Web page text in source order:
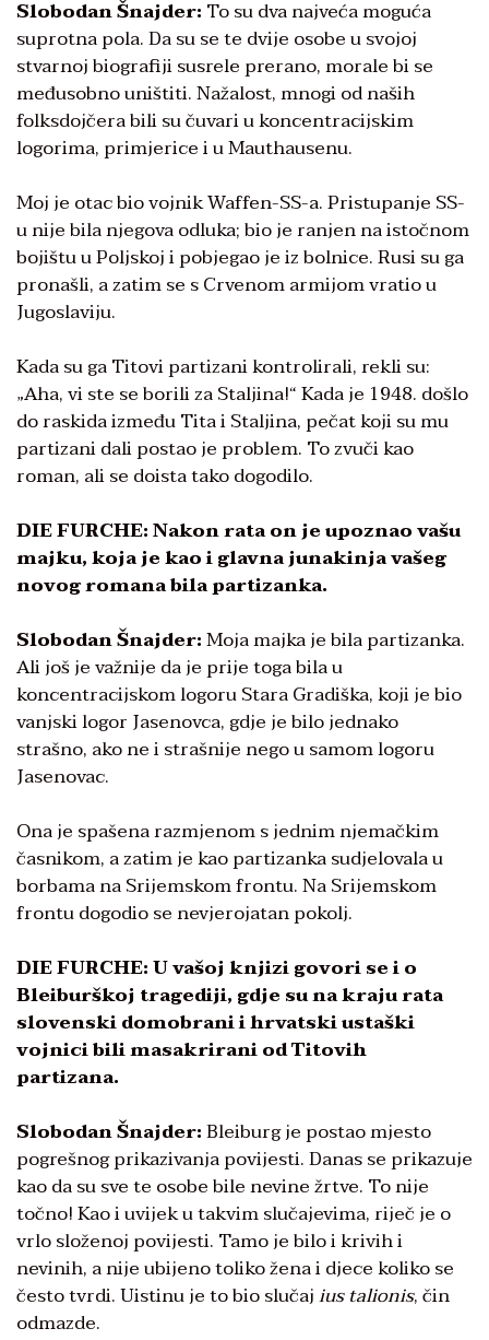
Slobodan Šnajder: To su dva najveća moguća
suprotna pola. Da su se te dvije osobe u svojoj
stvarnoj biografiji susrele prerano, morale bi se
međusobno uništiti. Nažalost, mnogi od naših
folksdojčera bili su čuvari u koncentracijskim
logorima, primjerice i u Mauthausenu.
Moj je otac bio vojnik Waffen-SS-a. Pristupanje SS-
u nije bila njegova odluka; bio je ranjen na istočnom
bojištu u Poljskoj i pobjegao je iz bolnice. Rusi su ga
pronašli, a zatim se s Crvenom armijom vratio u
Jugoslaviju.
Kada su ga Titovi partizani kontrolirali, rekli su:
„Aha, vi ste se borili za Staljina!“ Kada je 1948. došlo
do raskida između Tita i Staljina, pečat koji su mu
partizani dali postao je problem. To zvuči kao
roman, ali se doista tako dogodilo.
DIE FURCHE: Nakon rata on je upoznao vašu
majku, koja je kao i glavna junakinja vašeg
novog romana bila partizanka.
Slobodan Šnajder:Moja majka je bila partizanka.
Ali još je važnije da je prije toga bila u
koncentracijskom logoru Stara Gradiška, koji je bio
vanjski logor Jasenovca, gdje je bilo jednako
strašno, ako ne i strašnije nego u samom logoru
Jasenovac.
Ona je spašena razmjenom s jednim njemačkim
časnikom, a zatim je kao partizanka sudjelovala u
borbama na Srijemskom frontu. Na Srijemskom
frontu dogodio se nevjerojatan pokolj.
DIE FURCHE: U vašoj knjizi govori se i o
Bleiburškoj tragediji, gdje su na kraju rata
slovenski domobrani i hrvatski ustaški
vojnici bili masakrirani od Titovih
partizana.
Slobodan Šnajder:Bleiburg je postao mjesto
pogrešnog prikazivanja povijesti. Danas se prikazuje
kao da su sve te osobe bile nevine žrtve. To nije
točno! Kao i uvijek u takvim slučajevima, riječ je o
vrlo složenoj povijesti. Tamo je bilo i krivih i
nevinih, a nije ubijeno toliko žena i djece koliko se
često tvrdi. Uistinu je to bio slučajius talionis, čin
odmazde.